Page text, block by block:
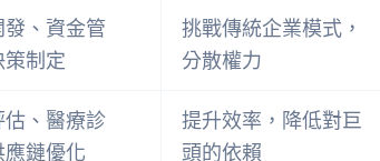
發、資金管
制定
挑戰傳統企業模式，
分散權力
估、醫療診
應鏈優化
提升效率，降低對巨
頭的依賴